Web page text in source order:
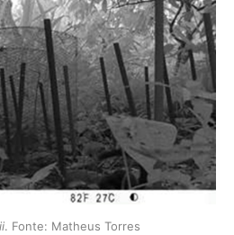
. Fonte: Matheus Torres